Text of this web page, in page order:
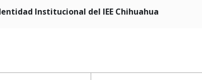
Institucional del IEE Chihuahua